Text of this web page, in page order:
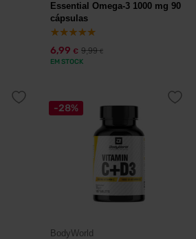
Essential Omega-3 1000 mg 90
cápsulas
6,99 € 9,99€
EM STOCK
-28%
BodyWorld